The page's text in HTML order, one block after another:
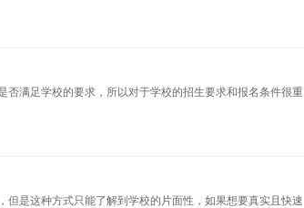
满足学校的要求，所以对于学校的招生要求和报名条件很重
是这种方式只能了解到学校的片面性，如果想要真实且快速